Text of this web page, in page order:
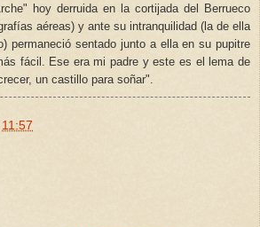
hoy derruida en la cortijada del Berrueco
aéreas) y ante su intranquilidad (la de ella
permaneció sentado junto a ella en su pupitre
fácil. Ese era mi padre y este es el lema de
un castillo para soñar".
11:57